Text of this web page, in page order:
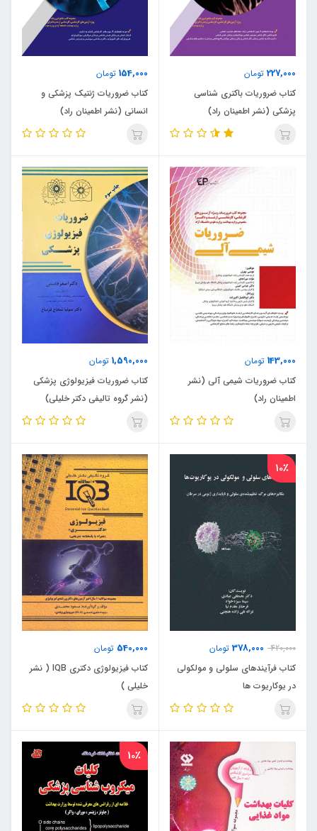
227,000 تومان
کتاب ضروریات باکتری شناسی
پزشکی (نشر اطمینان راد)
154,000 تومان
کتاب ضروریات ژنتیک پزشکی و
انسانی (نشر اطمینان راد)
143,000 تومان
کتاب ضروریات شیمی آلی (نشر
اطمینان راد)
1,590,000 تومان
کتاب ضروریات فیزیولوژی پزشکی
(نشر گروه تالیفی دکتر خلیلی)
10٪
420,000
378,000 تومان
کتاب فرآیندهای سلولی و مولکولی
در یوکاریوت ها
540,000 تومان
کتاب فیزیولوژی دکتری IQB ( نشر
خلیلی )
10٪